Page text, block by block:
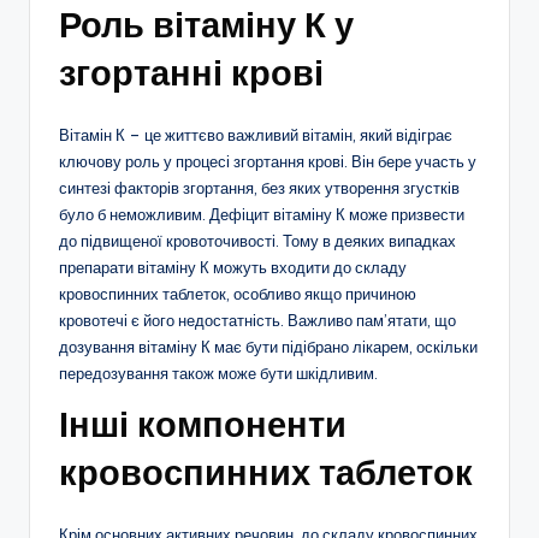
Роль вітаміну К у
згортанні крові
Вітамін К – це життєво важливий вітамін, який відіграє
ключову роль у процесі згортання крові. Він бере участь у
синтезі факторів згортання, без яких утворення згустків
було б неможливим. Дефіцит вітаміну К може призвести
до підвищеної кровоточивості. Тому в деяких випадках
препарати вітаміну К можуть входити до складу
кровоспинних таблеток, особливо якщо причиною
кровотечі є його недостатність. Важливо пам’ятати, що
дозування вітаміну К має бути підібрано лікарем, оскільки
передозування також може бути шкідливим.
Інші компоненти
кровоспинних таблеток